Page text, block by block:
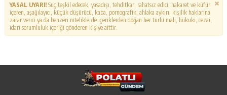
YASAL UYARI!Suç teşkil edecek, yasadışı, tehditkar, rahatsız edici, hakaret ve küfür
içeren, aşağılayıcı, küçük düşürücü, kaba, pornografik, ahlaka aykırı, kişilik haklarına
zarar verici ya da benzeri niteliklerde içeriklerden doğan her türlü mali, hukuki, cezai,
idari sorumluluk içeriği gönderen kişiye aittir.